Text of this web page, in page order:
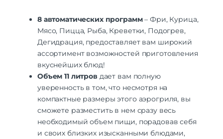
8 автоматических программ– Фри, Курица,
Мясо, Пицца, Рыба, Креветки, Подогрев,
Дегидрация, предоставляет вам широкий
ассортимент возможностей приготовления
вкуснейших блюд!
Объем 11 литров дает вам полную
уверенность в том, что несмотря на
компактные размеры этого аэрогриля, вы
сможете разместить в нем сразу весь
необходимый объем пищи, порадовав себя
и своих близких изысканными блюдами,